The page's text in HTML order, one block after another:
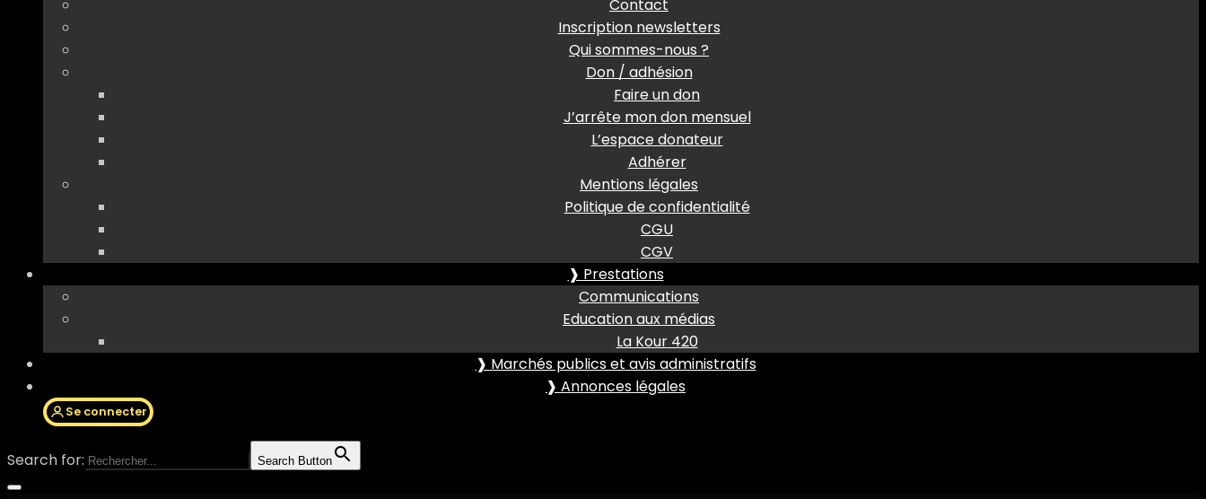
Contact
Inscription newsletters
Qui sommes-nous ?
Don / adhésion
Faire un don
J’arrête mon don mensuel
L’espace donateur
Adhérer
Mentions légales
Politique de confidentialité
CGU
CGV
❱ Prestations
Communications
Education aux médias
La Kour 420
❱ Marchés publics et avis administratifs
❱ Annonces légales
Se connecter
Search for: Search Button